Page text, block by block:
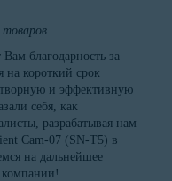
товаров
благодарность за
на короткий срок
и эффективную
себя, как
разрабатывая нам
Cam-07 (SN-T5) в
на дальнейшее
компании!